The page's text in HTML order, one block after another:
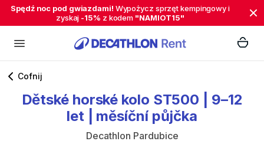
Spędź noc pod gwiazdami! Wypożycz sprzęt kempingowy i
zyskaj -15% z kodem "NAMIOT15"
Cofnij
Dětské horské kolo ST500
9–12
let
měsíční půjčka
Decathlon Pardubice